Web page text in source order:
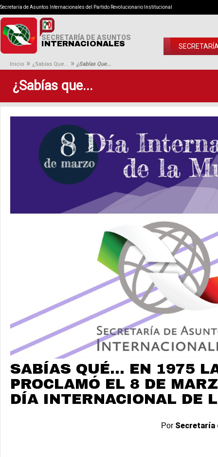
Secretaría de Asuntos Internacionales del Partido Revolucionario Institucional
SECRETARÍA DE ASUNTOS
INTERNACIONALES
Inicio » ¿Sabías Que... » ¿Sabías Que...
¿Sabías que...
SABÍAS QUÉ... EN 1975
PROCLAMÓ EL 8 DE
DÍA INTERNACIONAL DE
Por Secretaría